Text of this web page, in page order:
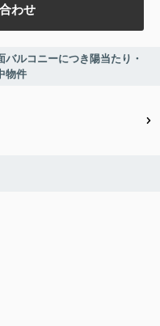
わせ
ルコニーにつき陽当たり・
物件